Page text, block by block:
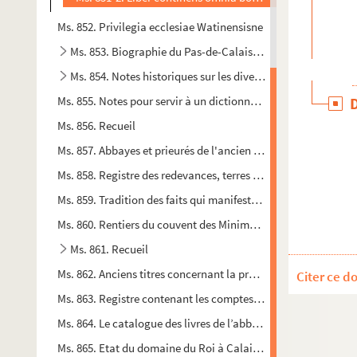
Ms. 852. Privilegia ecclesiae Watinensisne
Ms. 853. Biographie du Pas-de-Calais par A. F. Dufaitelle
Ms. 854. Notes historiques sur les diverses paroisses de la
Ms. 855. Notes pour servir à un dictionnaire historique et
Ms. 856. Recueil
Ms. 857. Abbayes et prieurés de l'ancien diocèse de Boulogne
Ms. 858. Registre des redevances, terres et rentes de
Ms. 859. Tradition des faits qui manifestent le système
Ms. 860. Rentiers du couvent des Minimes de Calais
Ms. 861. Recueil
Ms. 862. Anciens titres concernant la propriété de huit
Ms. 863. Registre contenant les comptes rendus par
Ms. 864. Le catalogue des livres de l’abbaïe de Saint Winnoc
Ms. 865. Etat du domaine du Roi à Calais et dans le pays
Citer ce